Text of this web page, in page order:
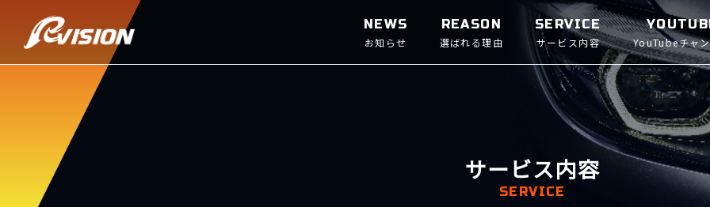
NEWS
お知らせ
REASON
選ばれる理由
SERVICE
サービス内容 YouTubeチャ
サービス内容
SERVICE